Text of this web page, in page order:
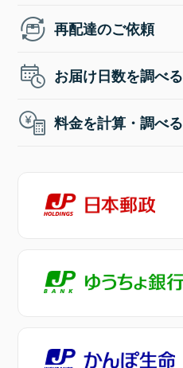
再配達のご依頼
お届け日数を調べる
料金を計算・調べる